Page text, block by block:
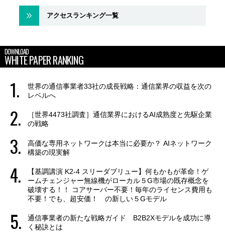
アクセスランキング一覧
DOWNLOAD
WHITE PAPER RANKING
世界の通信事業者33社の成長戦略：通信業界の収益を次の
レベルへ
［世界4473社調査］通信業界におけるAI成熟度と先駆企業
の戦略
高価な専用ネットワークは本当に必要か？ AIネットワーク
構築の現実解
【基調講演 K2-4 スリーダブリュー】何もかもが革命！ゲ
ームチェンジャー無線機がローカル５G市場の既存概念を
破壊する！！ コアサーバー不要！毎年のライセンス費用も
不要！でも、超安価！ の新しい５Gモデル
通信事業者の新たな戦略ガイド B2B2Xモデルを成功に導
く秘訣とは